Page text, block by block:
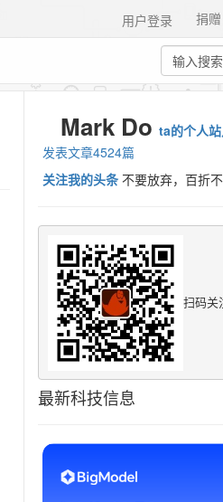
捐赠
用户登录
Mark Do ta的个人
发表文章4524篇
关注我的头条 不要放弃，百折
扫码关
最新科技信息